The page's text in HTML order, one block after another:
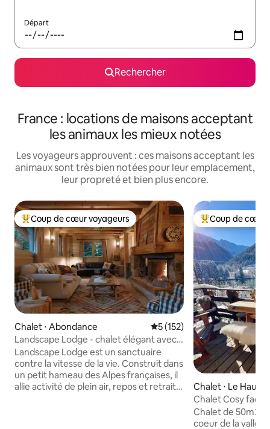
Départ
Rechercher
France : locations de maisons acceptant
les animaux les mieux notées
Les voyageurs approuvent : ces maisons acceptant les
animaux sont très bien notées pour leur emplacement,
leur propreté et bien plus encore.
Coups de cœur voyageurs les plus appréciés
Coup de cœur voyageurs
Chalet ⋅ Abondance Évaluation moyenne sur la
5 (152)
Landscape Lodge - chalet élégant avec
vue imprenable
Landscape Lodge est un sanctuaire
contre la vitesse de la vie. Construit dans
un petit hameau des Alpes françaises, il
allie activité de plein air, repos et retraite.
Coups de cœur
Coup de cœur
Chalet ⋅ Le Haut-
Chalet Cosy face
Laux
Chalet de 50m2
coeur de la vallée